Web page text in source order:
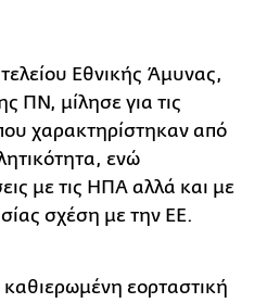
Εθνικής Άμυνας,
ΠΝ, μίλησε για τις
χαρακτηρίστηκαν από
ενώ
με τις ΗΠΑ αλλά και με
σχέση με την ΕΕ.
εορταστική